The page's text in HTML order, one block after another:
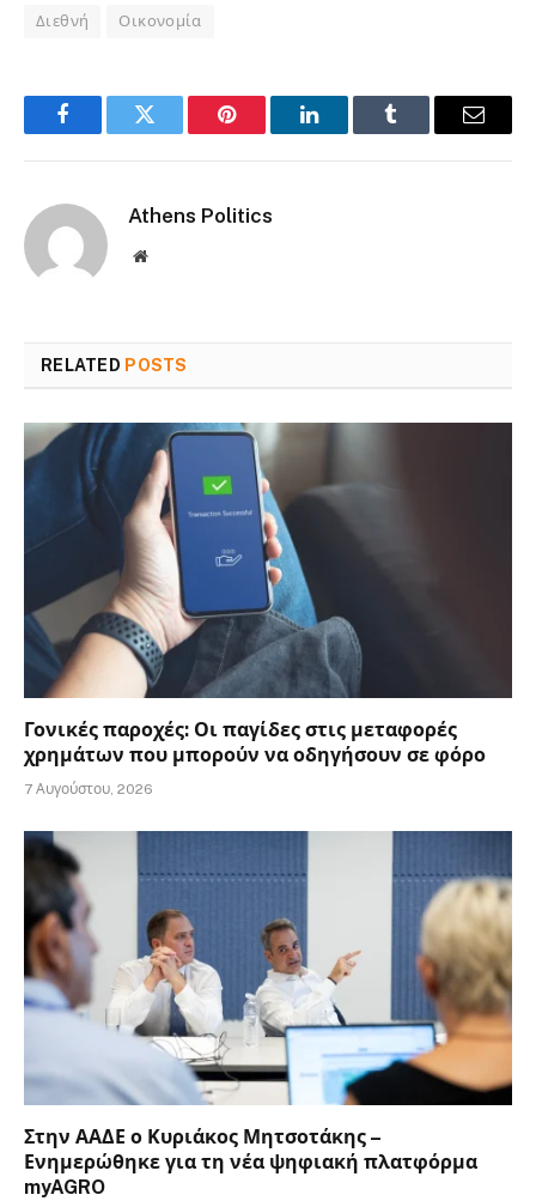
Διεθνή Οικονομία
FacebookTwitter Pinterest LinkedInTumblr Email
Athens Politics
Website
RELATED POSTS
Γονικές παροχές: Οι παγίδες στις μεταφορές
χρημάτων που μπορούν να οδηγήσουν σε φόρο
7 Αυγούστου, 2026
Στην ΑΑΔΕ ο Κυριάκος Μητσοτάκης –
Ενημερώθηκε για τη νέα ψηφιακή πλατφόρμα
myAGRO